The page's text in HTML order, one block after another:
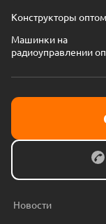
Конструкторы оптом
Машинки на
радиоуправлении
Новости